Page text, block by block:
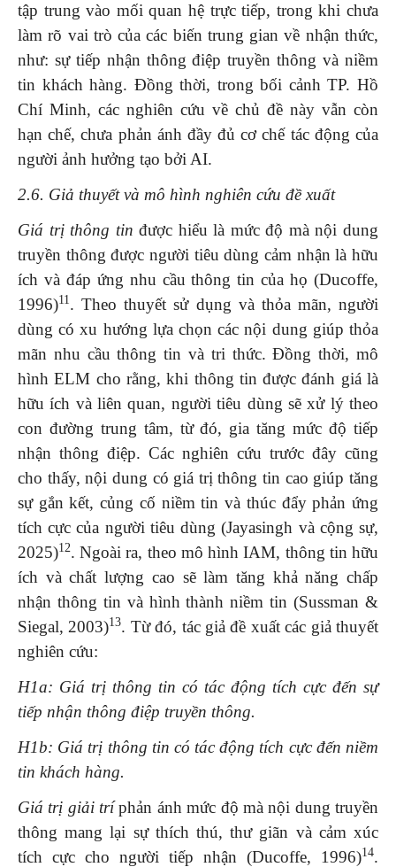
tập trung vào mối quan hệ trực tiếp, trong khi chưa
làm rõ vai trò của các biến trung gian về nhận thức,
như: sự tiếp nhận thông điệp truyền thông và niềm
tin khách hàng. Đồng thời, trong bối cảnh TP. Hồ
Chí Minh, các nghiên cứu về chủ đề này vẫn còn
hạn chế, chưa phản ánh đầy đủ cơ chế tác động của
người ảnh hưởng tạo bởi AI.
2.6. Giả thuyết và mô hình nghiên cứu đề xuất
Giá trị thông tin được hiểu là mức độ mà nội dung
truyền thông được người tiêu dùng cảm nhận là hữu
ích và đáp ứng nhu cầu thông tin của họ (Ducoffe,
1996)11. Theo thuyết sử dụng và thỏa mãn, người
dùng có xu hướng lựa chọn các nội dung giúp thỏa
mãn nhu cầu thông tin và tri thức. Đồng thời, mô
hình ELM cho rằng, khi thông tin được đánh giá là
hữu ích và liên quan, người tiêu dùng sẽ xử lý theo
con đường trung tâm, từ đó, gia tăng mức độ tiếp
nhận thông điệp. Các nghiên cứu trước đây cũng
cho thấy, nội dung có giá trị thông tin cao giúp tăng
sự gắn kết, củng cố niềm tin và thúc đẩy phản ứng
tích cực của người tiêu dùng (Jayasingh và cộng sự,
2025)12. Ngoài ra, theo mô hình IAM, thông tin hữu
ích và chất lượng cao sẽ làm tăng khả năng chấp
nhận thông tin và hình thành niềm tin (Sussman &
Siegal, 2003)13. Từ đó, tác giả đề xuất các giả thuyết
nghiên cứu:
H1a: Giá trị thông tin có tác động tích cực đến sự
tiếp nhận thông điệp truyền thông.
H1b: Giá trị thông tin có tác động tích cực đến niềm
tin khách hàng.
Giá trị giải tríphản ánh mức độ mà nội dung truyền
thông mang lại sự thích thú, thư giãn và cảm xúc
tích cực cho người tiếp nhận (Ducoffe, 1996)14.